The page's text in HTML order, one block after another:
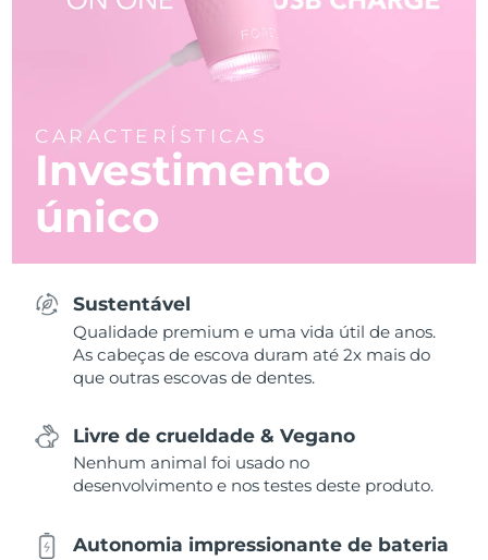
CARACTERÍSTICAS
Investimento
único
Sustentável
Qualidade premium e uma vida útil de anos.
As cabeças de escova duram até 2x mais do
que outras escovas de dentes.
Livre de crueldade & Vegano
Nenhum animal foi usado no
desenvolvimento e nos testes deste produto.
Autonomia impressionante de bateria